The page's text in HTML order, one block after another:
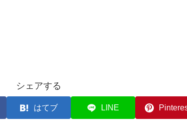
シェアする
はてブ LINE